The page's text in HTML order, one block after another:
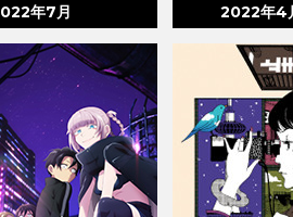
年7月 2022年4